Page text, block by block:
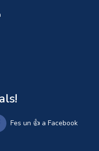
Fes un 👍 a Facebook